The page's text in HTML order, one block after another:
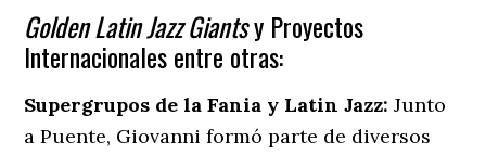
Golden Latin Jazz Giantsy Proyectos
Internacionales entre otras:
Supergrupos de la Fania y Latin Jazz: Junto
a Puente, Giovanni formó parte de diversos